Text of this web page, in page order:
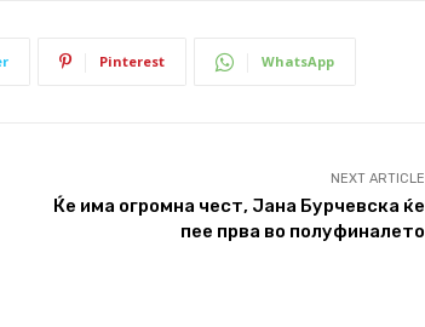
Pinterest WhatsApp
NEXT ARTICLE
Ќе има огромна чест, Јана Бурчевска ќе
пее прва во полуфиналето